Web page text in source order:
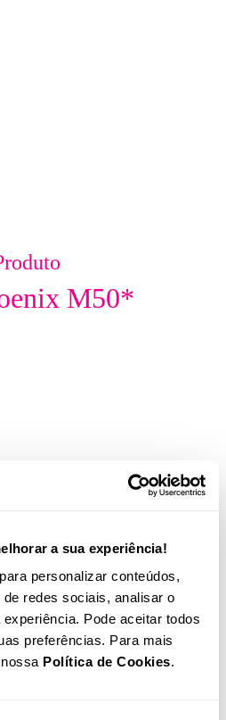
a sua experiência!
personalizar conteúdos,
redes sociais, analisar o
Pode aceitar todos
preferências. Para mais
Política de Cookies.
M50*